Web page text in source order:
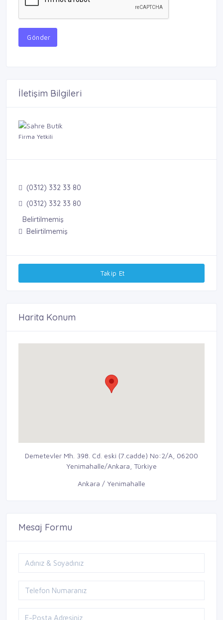
Gönder
İletişim Bilgileri
Firma Yetkili
(0312) 332 33 80
(0312) 332 33 80
Belirtilmemiş
Belirtilmemiş
Takip Et
Harita Konum
Demetevler Mh. 398. Cd. eski (7.cadde) No:2/A, 06200
Yenimahalle/Ankara, Türkiye
Ankara / Yenimahalle
Mesaj Formu